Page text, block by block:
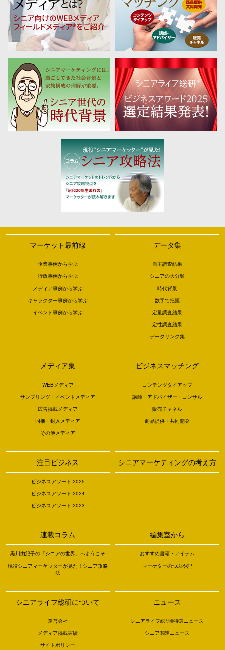
マーケット最前線
企業事例から学ぶ
行政事例から学ぶ
メディア事例から学ぶ
キャラクター事例から学ぶ
イベント事例から学ぶ
データ集
自主調査結果
シニアの大分類
時代背景
数字で把握
定量調査結果
定性調査結果
データリンク集
メディア集
WEBメディア
サンプリング・イベントメディア
広告掲載メディア
同梱・封入メディア
その他メディア
ビジネスマッチング
コンテンツタイアップ
講師・アドバイザー・コンサル
販売チャネル
商品提供・共同開発
注目ビジネス
ビジネスアワード 2025
ビジネスアワード 2024
ビジネスアワード 2023
シニアマーケティングの考え方
連載コラム
黒川由紀子の「シニアの世界」へようこそ
現役シニアマーケッターが見た！シニア攻略
法
編集室から
おすすめ書籍・アイテム
マーケターのつぶや記
シニアライフ総研について
運営会社
メディア掲載実績
サイトポリシー
ニュース
シニアライフ総研®特選ニュース
シニア関連ニュース